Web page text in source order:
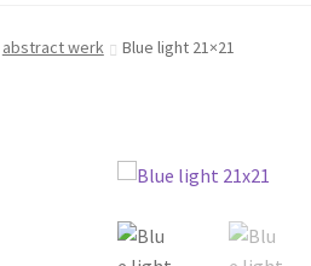
abstract werk Blue light 21×21